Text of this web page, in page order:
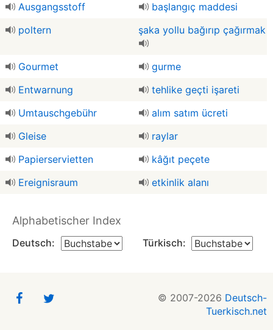
Ausgangsstoff
başlangıç ​​maddesi
poltern
şaka yollu bağırıp çağırmak
Gourmet
gurme
Entwarnung
tehlike geçti işareti
Umtauschgebühr
alım satım ücreti
Gleise
raylar
Papierservietten
kâğıt peçete
Ereignisraum
etkinlik alanı
Alphabetischer Index
Deutsch: Türkisch:
© 2007-2026 Deutsch-
Tuerkisch.net